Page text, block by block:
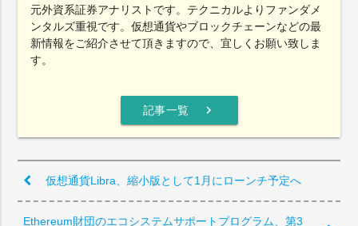
元外資系証券アナリストです。テクニカルよりファンダメ
ンタルズ重視です。仮想通貨やブロックチェーンなどの最
新情報をご紹介させて頂きますので、宜しくお願い致しま
す。
記事一覧 chevron_right
仮想通貨Libra、縮小版として1月にローンチ予定へ
Ethereum財団のエコシステムサポートプログラム、第3